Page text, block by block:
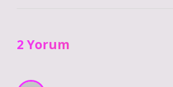
2 Yorum